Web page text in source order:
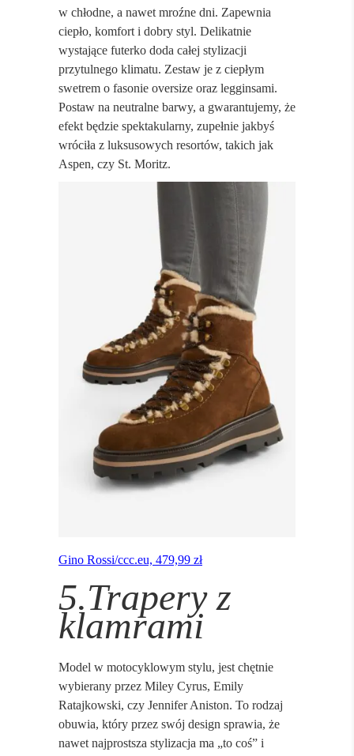
w chłodne, a nawet mroźne dni. Zapewnia
ciepło, komfort i dobry styl. Delikatnie
wystające futerko doda całej stylizacji
przytulnego klimatu. Zestaw je z ciepłym
swetrem o fasonie oversize oraz legginsami.
Postaw na neutralne barwy, a gwarantujemy, że
efekt będzie spektakularny, zupełnie jakbyś
wróciła z luksusowych resortów, takich jak
Aspen, czy St. Moritz.
Gino Rossi/ccc.eu, 479,99 zł
5.Trapery z
klamrami
Model w motocyklowym stylu, jest chętnie
wybierany przez Miley Cyrus, Emily
Ratajkowski, czy Jennifer Aniston. To rodzaj
obuwia, który przez swój design sprawia, że
nawet najprostsza stylizacja ma „to coś” i